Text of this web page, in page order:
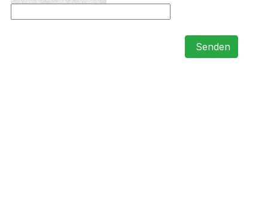
Senden